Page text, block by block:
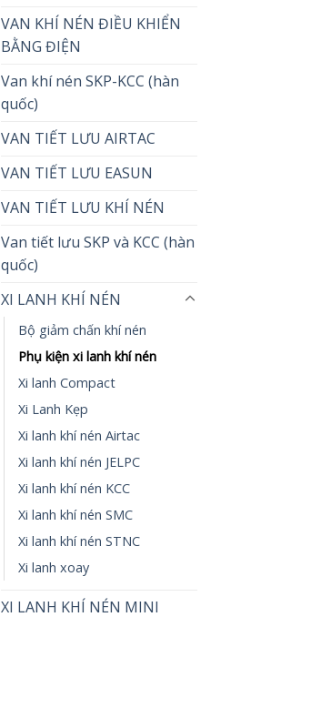
VAN KHÍ NÉN ĐIỀU KHIỂN
BẰNG ĐIỆN
Van khí nén SKP-KCC (hàn
quốc)
VAN TIẾT LƯU AIRTAC
VAN TIẾT LƯU EASUN
VAN TIẾT LƯU KHÍ NÉN
Van tiết lưu SKP và KCC (hàn
quốc)
XI LANH KHÍ NÉN
Bộ giảm chấn khí nén
Phụ kiện xi lanh khí nén
Xi lanh Compact
Xi Lanh Kẹp
Xi lanh khí nén Airtac
Xi lanh khí nén JELPC
Xi lanh khí nén KCC
Xi lanh khí nén SMC
Xi lanh khí nén STNC
Xi lanh xoay
XI LANH KHÍ NÉN MINI